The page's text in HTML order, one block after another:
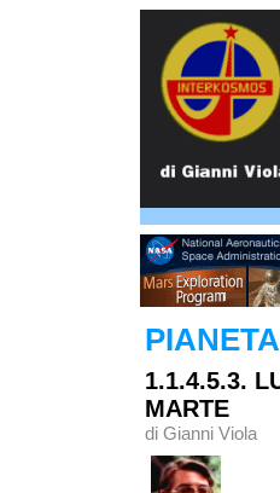
1.1.4.5.3.
MARTE
di Gianni Viola